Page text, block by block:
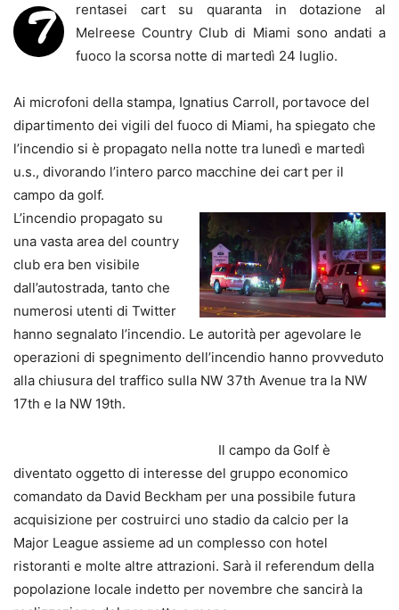
T
rentasei cart su quaranta in dotazione al
Melreese Country Club di Miami sono andati a
fuoco la scorsa notte di martedì 24 luglio.
Ai microfoni della stampa, Ignatius Carroll, portavoce del
dipartimento dei vigili del fuoco di Miami, ha spiegato che
l’incendio si è propagato nella notte tra lunedì e martedì
u.s., divorando l’intero parco macchine dei cart per il
campo da golf.
L’incendio propagato su
una vasta area del country
club era ben visibile
dall’autostrada, tanto che
numerosi utenti di Twitter
hanno segnalato l’incendio. Le autorità per agevolare le
operazioni di spegnimento dell’incendio hanno provveduto
alla chiusura del traffico sulla NW 37th Avenue tra la NW
17th e la NW 19th.
Il campo da Golf è
diventato oggetto di interesse del gruppo economico
comandato da David Beckham per una possibile futura
acquisizione per costruirci uno stadio da calcio per la
Major League assieme ad un complesso con hotel
ristoranti e molte altre attrazioni. Sarà il referendum della
popolazione locale indetto per novembre che sancirà la